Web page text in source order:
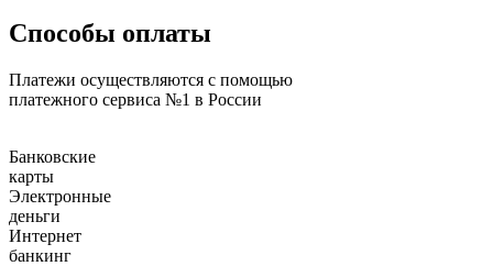
Способы оплаты
Платежи осуществляются с помощью
платежного сервиса №1 в России
Банковские
карты
Электронные
деньги
Интернет
банкинг